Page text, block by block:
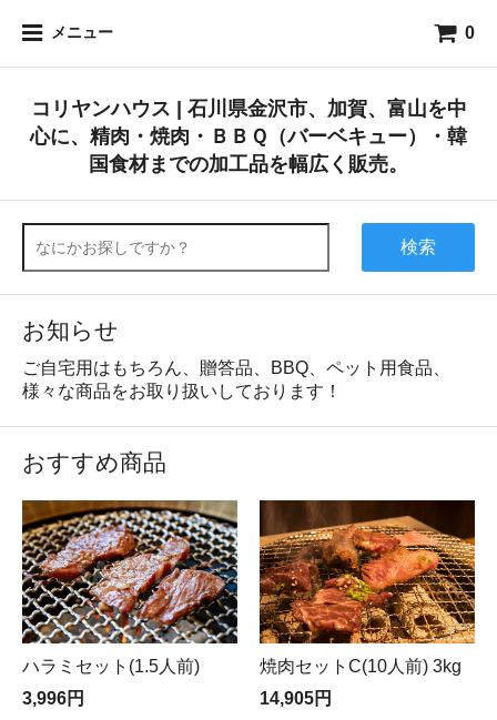
メニュー 0
コリヤンハウス | 石川県金沢市、加賀、富山を中
心に、精肉・焼肉・ＢＢＱ（バーベキュー）・韓
国食材までの加工品を幅広く販売。
検索
お知らせ
ご自宅用はもちろん、贈答品、BBQ、ペット用食品、
様々な商品をお取り扱いしております！
おすすめ商品
ハラミセット(1.5人前)
3,996円
焼肉セットC(10人前) 3kg
14,905円